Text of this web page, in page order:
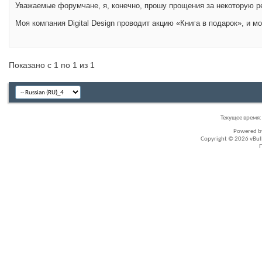
Уважаемые форумчане, я, конечно, прошу прощения за некоторую
Моя компания Digital Design проводит акцию «Книга в подарок», и
Показано с 1 по 1 из 1
Текущее время:
Powered
Copyright © 2026